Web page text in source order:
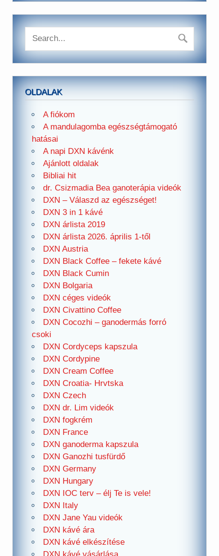
OLDALAK
A fiókom
A mandulagomba egészségtámogató
hatásai
A napi DXN kávénk
Ajánlott oldalak
Bibliai hit
dr. Csizmadia Bea ganoterápia videók
DXN – Válaszd az egészséget!
DXN 3 in 1 kávé
DXN árlista 2019
DXN árlista 2026. április 1-től
DXN Austria
DXN Black Coffee – fekete kávé
DXN Black Cumin
DXN Bolgaria
DXN céges videók
DXN Civattino Coffee
DXN Cocozhi – ganodermás forró
csoki
DXN Cordyceps kapszula
DXN Cordypine
DXN Cream Coffee
DXN Croatia- Hrvtska
DXN Czech
DXN dr. Lim videók
DXN fogkrém
DXN France
DXN ganoderma kapszula
DXN Ganozhi tusfürdő
DXN Germany
DXN Hungary
DXN IOC terv – élj Te is vele!
DXN Italy
DXN Jane Yau videók
DXN kávé ára
DXN kávé elkészítése